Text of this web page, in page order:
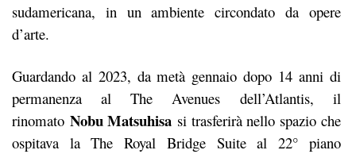
sudamericana, in un ambiente circondato da opere
d’arte.
Guardando al 2023, da metà gennaio dopo 14 anni di
permanenza al The Avenues dell’Atlantis, il
rinomato Nobu Matsuhisa si trasferirà nello spazio che
ospitava la The Royal Bridge Suite al 22° piano